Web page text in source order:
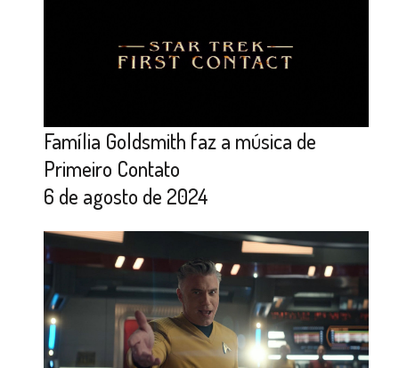
Família Goldsmith faz a música de
Primeiro Contato
6 de agosto de 2024